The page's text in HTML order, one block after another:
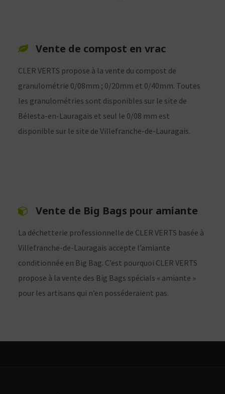
Vente de compost en vrac
CLER VERTS propose à la vente du compost de
granulométrie 0/08mm ; 0/20mm et 0/40mm. Toutes
les granulométries sont disponibles sur le site de
Bélesta-en-Lauragais et seul le 0/08 mm est
disponible sur le site de Villefranche-de-Lauragais.
Vente de Big Bags pour amiante
La déchetterie professionnelle de CLER VERTS basée à
Villefranche-de-Lauragais accepte l’amiante
conditionnée en Big Bag. C’est pourquoi CLER VERTS
propose à la vente des Big Bags spécials « amiante »
pour les artisans qui n’en posséderaient pas.